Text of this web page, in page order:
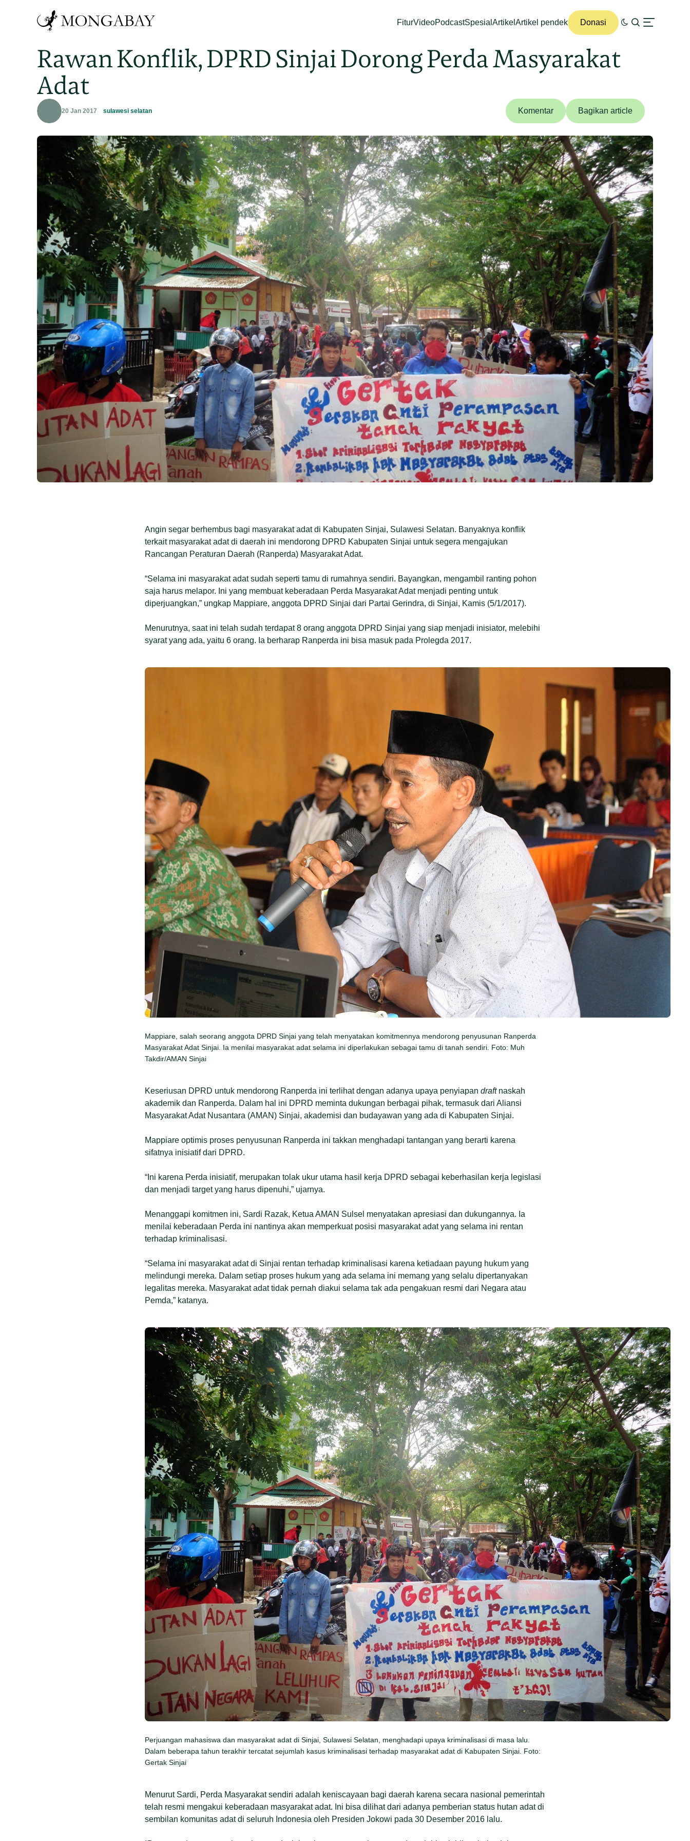
FiturVideoPodcastSpesial Artikel Artikel pendek Donasi
Rawan Konflik, DPRD Sinjai Dorong Perda Masyarakat
Adat
20 Jan 2017 sulawesi selatan Komentar Bagikan article
Angin segar berhembus bagi masyarakat adat di Kabupaten Sinjai, Sulawesi Selatan. Banyaknya konflik
terkait masyarakat adat di daerah ini mendorong DPRD Kabupaten Sinjai untuk segera mengajukan
Rancangan Peraturan Daerah (Ranperda) Masyarakat Adat.
“Selama ini masyarakat adat sudah seperti tamu di rumahnya sendiri. Bayangkan, mengambil ranting pohon
saja harus melapor. Ini yang membuat keberadaan Perda Masyarakat Adat menjadi penting untuk
diperjuangkan,” ungkap Mappiare, anggota DPRD Sinjai dari Partai Gerindra, di Sinjai, Kamis (5/1/2017).
Menurutnya, saat ini telah sudah terdapat 8 orang anggota DPRD Sinjai yang siap menjadi inisiator, melebihi
syarat yang ada, yaitu 6 orang. Ia berharap Ranperda ini bisa masuk pada Prolegda 2017.
Mappiare, salah seorang anggota DPRD Sinjai yang telah menyatakan komitmennya mendorong penyusunan Ranperda
Masyarakat Adat Sinjai. Ia menilai masyarakat adat selama ini diperlakukan sebagai tamu di tanah sendiri. Foto: Muh
Takdir/AMAN Sinjai
Keseriusan DPRD untuk mendorong Ranperda ini terlihat dengan adanya upaya penyiapan draftnaskah
akademik dan Ranperda. Dalam hal ini DPRD meminta dukungan berbagai pihak, termasuk dari Aliansi
Masyarakat Adat Nusantara (AMAN) Sinjai, akademisi dan budayawan yang ada di Kabupaten Sinjai.
Mappiare optimis proses penyusunan Ranperda ini takkan menghadapi tantangan yang berarti karena
sifatnya inisiatif dari DPRD.
“Ini karena Perda inisiatif, merupakan tolak ukur utama hasil kerja DPRD sebagai keberhasilan kerja legislasi
dan menjadi target yang harus dipenuhi,” ujarnya.
Menanggapi komitmen ini, Sardi Razak, Ketua AMAN Sulsel menyatakan apresiasi dan dukungannya. Ia
menilai keberadaan Perda ini nantinya akan memperkuat posisi masyarakat adat yang selama ini rentan
terhadap kriminalisasi.
“Selama ini masyarakat adat di Sinjai rentan terhadap kriminalisasi karena ketiadaan payung hukum yang
melindungi mereka. Dalam setiap proses hukum yang ada selama ini memang yang selalu dipertanyakan
legalitas mereka. Masyarakat adat tidak pernah diakui selama tak ada pengakuan resmi dari Negara atau
Pemda,” katanya.
Perjuangan mahasiswa dan masyarakat adat di Sinjai, Sulawesi Selatan, menghadapi upaya kriminalisasi di masa lalu.
Dalam beberapa tahun terakhir tercatat sejumlah kasus kriminalisasi terhadap masyarakat adat di Kabupaten Sinjai. Foto:
Gertak Sinjai
Menurut Sardi, Perda Masyarakat sendiri adalah keniscayaan bagi daerah karena secara nasional pemerintah
telah resmi mengakui keberadaan masyarakat adat. Ini bisa dilihat dari adanya pemberian status hutan adat di
sembilan komunitas adat di seluruh Indonesia oleh Presiden Jokowi pada 30 Desember 2016 lalu.